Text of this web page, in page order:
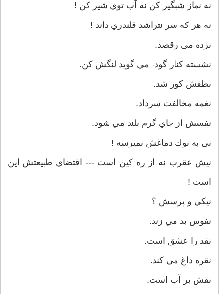
نه نماز شبگير كن نه آب توي شير كن !
نه هر كه سر نتراشد قلندري داند !
نزده مي رقصد.
نشسته کنار گود، مي گويد لنگش کن.
نطفش کور شد.
نغمه مخالفت سرداد.
نفسش از جاي گرم بلند مي شود.
ني به نوك دماغش نميرسه !
نيش عقرب نه از ره كين است --- اقتضاي طبيعتش اين
است !
نيكي و پرسش ؟
نفوس بد مي زند.
نقد را عشق است.
نقره داغ مي کند.
نقش بر آب است.